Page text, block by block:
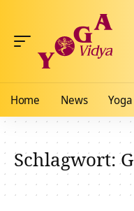
Home News
Schlagwort: